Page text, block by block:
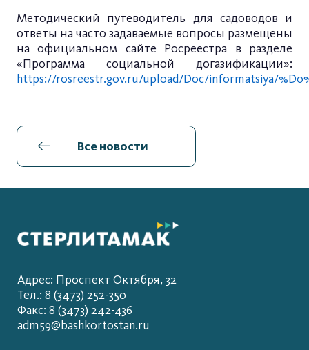
Методический путеводитель для садоводов и
ответы на часто задаваемые вопросы размещены
на официальном сайте Росреестра в разделе
«Программа социальной догазификации»:
https://rosreestr.gov.ru/upload/Doc/informatsiya/
Все новости
Адрес: Проспект Октября, 32
Тел.: 8 (3473) 252-350
Факс: 8 (3473) 242-436
adm59@bashkortostan.ru